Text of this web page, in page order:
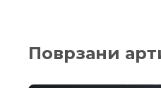
Поврзани